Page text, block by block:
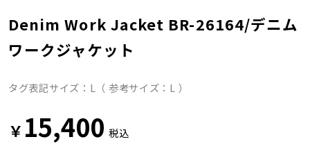
Denim Work Jacket BR-26164/デニム
ワークジャケット
タグ表記サイズ：L（ 参考サイズ：L ）
￥ 15,400 税込